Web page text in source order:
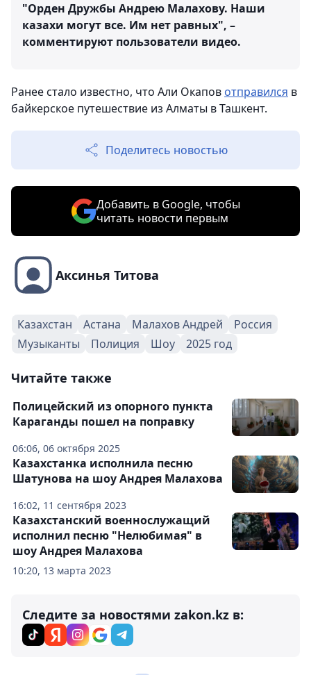
"Орден Дружбы Андрею Малахову. Наши
казахи могут все. Им нет равных", –
комментируют пользователи видео.
Ранее стало известно, что Али Окапов отправился в
байкерское путешествие из Алматы в Ташкент.
Поделитесь новостью
Добавить в Google, чтобы
читать новости первым
Аксинья Титова
Казахстан Астана Малахов Андрей
Россия
Музыканты
Полиция Шоу 2025 год
Читайте также
06:06, 06 октября 2025
Полицейский из опорного пункта
Караганды пошел на поправку
16:02, 11 сентября 2023
Казахстанка исполнила песню
Шатунова на шоу Андрея Малахова
10:20, 13 марта 2023
Казахстанский военнослужащий
исполнил песню "Нелюбимая" в
шоу Андрея Малахова
Следите за новостями zakon.kz в: